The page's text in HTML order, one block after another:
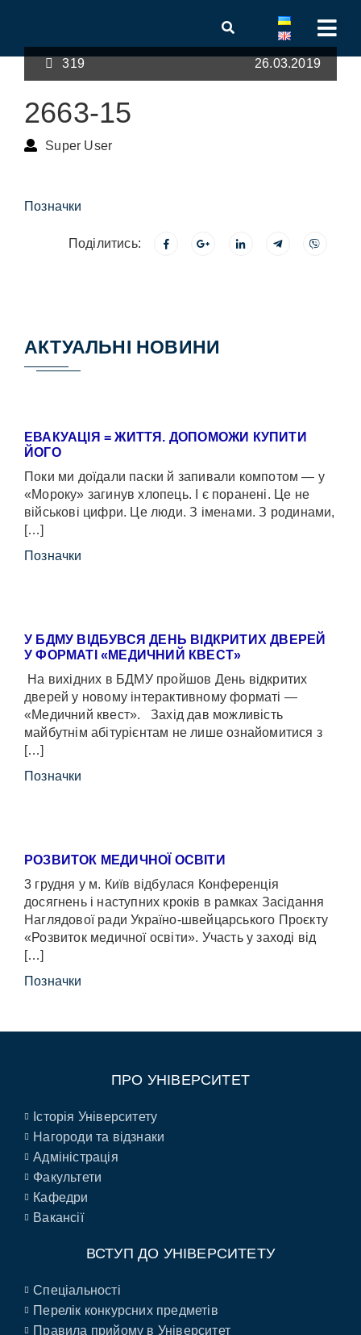
319 26.03.2019
2663-15
Super User
Позначки
Поділитись:
АКТУАЛЬНІ НОВИНИ
ЕВАКУАЦІЯ = ЖИТТЯ. ДОПОМОЖИ КУПИТИ
ЙОГО
Поки ми доїдали паски й запивали компотом — у
«Мороку» загинув хлопець. І є поранені. Це не
військові цифри. Це люди. З іменами. З родинами,
[…]
Позначки
У БДМУ ВІДБУВСЯ ДЕНЬ ВІДКРИТИХ ДВЕРЕЙ
У ФОРМАТІ «МЕДИЧНИЙ КВЕСТ»
На вихідних в БДМУ пройшов День відкритих
дверей у новому інтерактивному форматі —
«Медичний квест». Захід дав можливість
майбутнім абітурієнтам не лише ознайомитися з
[…]
Позначки
РОЗВИТОК МЕДИЧНОЇ ОСВІТИ
3 грудня у м. Київ відбулася Конференція
досягнень і наступних кроків в рамках Засідання
Наглядової ради Україно-швейцарського Проєкту
«Розвиток медичної освіти». Участь у заході від
[…]
Позначки
ПРО УНІВЕРСИТЕТ
Історія Університету
Нагороди та відзнаки
Адміністрація
Факультети
Кафедри
Вакансії
ВСТУП ДО УНІВЕРСИТЕТУ
Спеціальності
Перелік конкурсних предметів
Правила прийому в Університет